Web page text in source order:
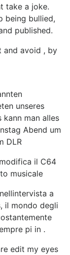
take a joke.
being bullied,
published.
and avoid , by
unseres
kann man alles
Abend um
DLR
il C64
musicale
a
il mondo degli
pi in .
edit my eyes